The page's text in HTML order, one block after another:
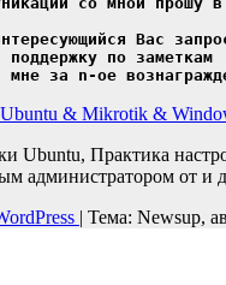
мне за n-ое
Ubuntu & Mikrotik &
Ubuntu, Практика
администратором от и
| Тема: Newsup,